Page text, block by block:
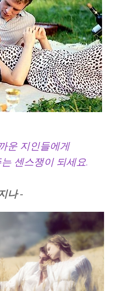
운 지인들에게
센스쟁이 되세요.
나 -